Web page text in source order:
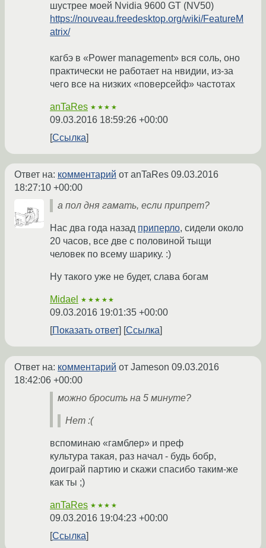
шустрее моей Nvidia 9600 GT (NV50)
https://nouveau.freedesktop.org/wiki/FeatureM
atrix/
кагбэ в «Power management» вся соль, оно
практически не работает на нвидии, из-за
чего все на низких «поверсейф» частотах
anTaRes ★★★★
09.03.2016 18:59:26 +00:00
Ссылка
Ответ на: комментарий от anTaRes 09.03.2016
18:27:10 +00:00
а пол дня гамать, если припрет?
Нас два года назад приперло, сидели около
20 часов, все две c половиной тыщи
человек по всему шарику. :)
Ну такого уже не будет, слава богам
Midael ★★★★★
09.03.2016 19:01:35 +00:00
Показать ответ
Ссылка
Ответ на: комментарий от Jameson 09.03.2016
18:42:06 +00:00
можно бросить на 5 минуте?
Нет :(
вспоминаю «гамблер» и преф
культура такая, раз начал - будь бобр,
доиграй партию и скажи спасибо таким-же
как ты ;)
anTaRes ★★★★
09.03.2016 19:04:23 +00:00
Ссылка